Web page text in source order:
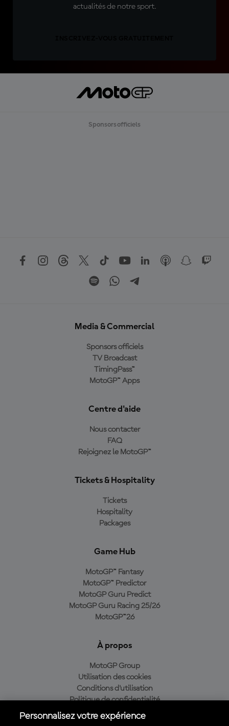
actualités de notre sport.
Sponsors officiels
Media & Commercial
Sponsors officiels
TV Broadcast
TimingPass™
MotoGP™ Apps
Centre d'aide
Nous contacter
FAQ
Rejoignez le MotoGP™
Tickets & Hospitality
Tickets
Hospitality
Packages
Game Hub
MotoGP™ Fantasy
MotoGP™ Predictor
MotoGP Guru Predict
MotoGP Guru Racing 25/26
MotoGP™26
À propos
MotoGP Group
Utilisation des cookies
Conditions d'utilisation
Politique de confidentialité
Politique d’achat
Personnalisez votre expérience